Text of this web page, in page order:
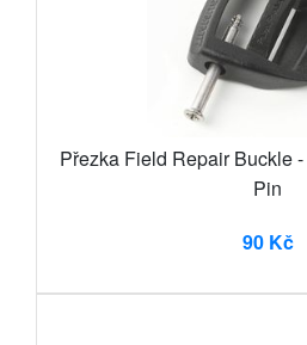
Přezka Field Repair Buckle
Pin
90 Kč